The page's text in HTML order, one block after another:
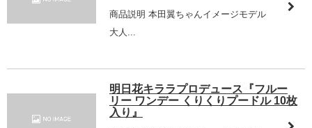
商品説明 本田翼ちゃんイメージモデル
大人...
明日花キララプロデュース『フルー
リー ワンデー くりくりプードル 10枚
入り』